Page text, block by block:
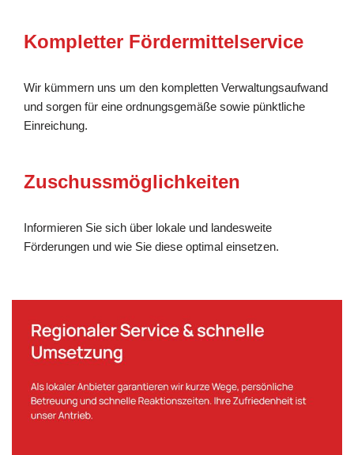
Kompletter Fördermittelservice
Wir kümmern uns um den kompletten Verwaltungsaufwand
und sorgen für eine ordnungsgemäße sowie pünktliche
Einreichung.
Zuschussmöglichkeiten
Informieren Sie sich über lokale und landesweite
Förderungen und wie Sie diese optimal einsetzen.